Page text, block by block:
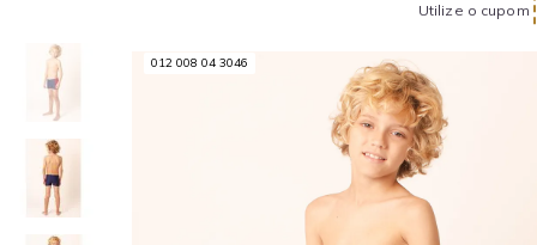
Utilize o cupom
012 008 04 3046